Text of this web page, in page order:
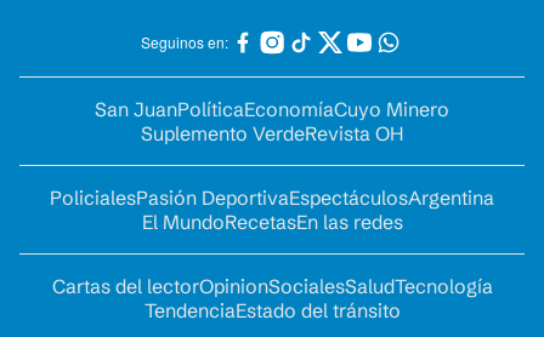
Seguinos en:
San JuanPolíticaEconomíaCuyo Minero
Suplemento VerdeRevista OH
PolicialesPasión DeportivaEspectáculosArgentina
El MundoRecetasEn las redes
Cartas del lectorOpinionSocialesSaludTecnología
TendenciaEstado del tránsito